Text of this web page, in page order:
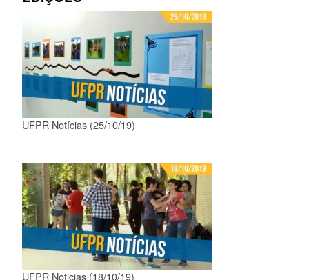
UFPR Notícias (25/10/19)
UFPR Noticias (18/10/19)